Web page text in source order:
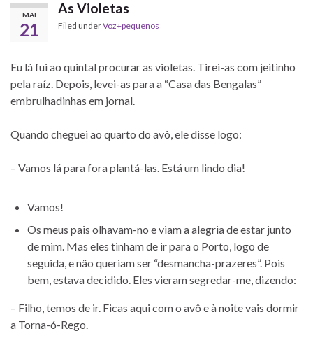
MAI
21
As Violetas
Filed underVoz+pequenos
Eu lá fui ao quintal procurar as violetas. Tirei-as com jeitinho
pela raíz. Depois, levei-as para a “Casa das Bengalas”
embrulhadinhas em jornal.
Quando cheguei ao quarto do avô, ele disse logo:
– Vamos lá para fora plantá-las. Está um lindo dia!
Vamos!
Os meus pais olhavam-no e viam a alegria de estar junto
de mim. Mas eles tinham de ir para o Porto, logo de
seguida, e não queriam ser “desmancha-prazeres”. Pois
bem, estava decidido. Eles vieram segredar-me, dizendo:
– Filho, temos de ir. Ficas aqui com o avô e à noite vais dormir
a Torna-ó-Rego.